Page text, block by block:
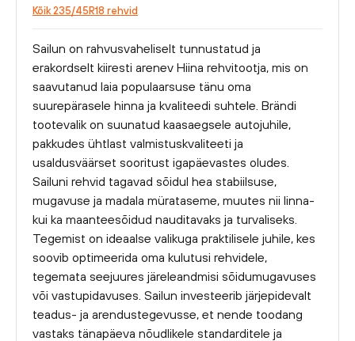
Kõik 235/45R18 rehvid
Sailun on rahvusvaheliselt tunnustatud ja
erakordselt kiiresti arenev Hiina rehvitootja, mis on
saavutanud laia populaarsuse tänu oma
suurepärasele hinna ja kvaliteedi suhtele. Brändi
tootevalik on suunatud kaasaegsele autojuhile,
pakkudes ühtlast valmistuskvaliteeti ja
usaldusväärset sooritust igapäevastes oludes.
Sailuni rehvid tagavad sõidul hea stabiilsuse,
mugavuse ja madala mürataseme, muutes nii linna-
kui ka maanteesõidud nauditavaks ja turvaliseks.
Tegemist on ideaalse valikuga praktilisele juhile, kes
soovib optimeerida oma kulutusi rehvidele,
tegemata seejuures järeleandmisi sõidumugavuses
või vastupidavuses. Sailun investeerib järjepidevalt
teadus- ja arendustegevusse, et nende toodang
vastaks tänapäeva nõudlikele standarditele ja